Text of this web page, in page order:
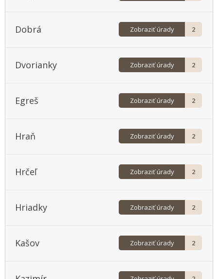
Dobrá Zobraziť úrady 2
Dvorianky Zobraziť úrady 2
Egreš Zobraziť úrady 2
Hraň Zobraziť úrady 2
Hrčeľ Zobraziť úrady 2
Hriadky Zobraziť úrady 2
Kašov Zobraziť úrady 2